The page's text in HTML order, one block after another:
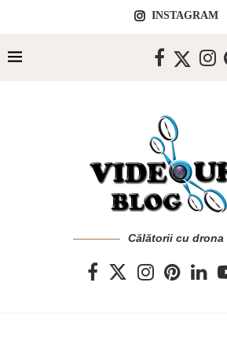
INSTAGRAM
Călătorii cu drona